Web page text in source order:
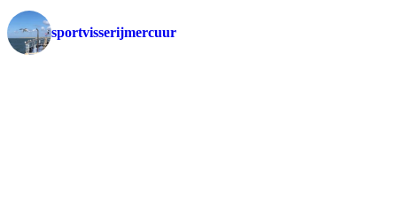
sportvisserijmercuur